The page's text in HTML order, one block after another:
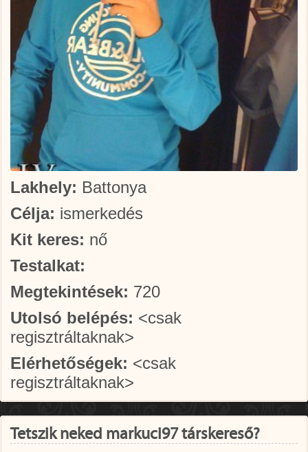
Lakhely: Battonya
Célja: ismerkedés
Kit keres: nő
Testalkat:
Megtekintések: 720
Utolsó belépés: <csak
regisztráltaknak>
Elérhetőségek: <csak
regisztráltaknak>
Tetszik neked markuci97 társkereső?